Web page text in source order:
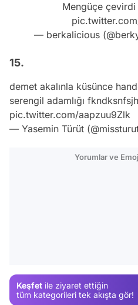
Mengüçe çevirdi
— berkalicious
15.
demet akalınla küsünce
serengil adamlığı
pic.twitter.com/aapzuu9Zlk
— Yasemin Türüt
Yorumlar ve
Keşfet ile ziyaret ettiğin
tüm kategorileri tek akışta gör!